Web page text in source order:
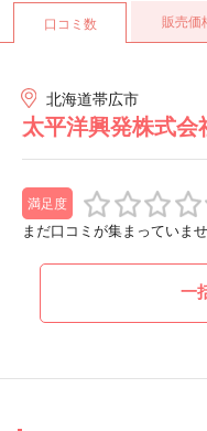
口コミ数 販売価
北海道帯広市
太平洋興発株式会
満足度
まだ口コミが集まっていま
一